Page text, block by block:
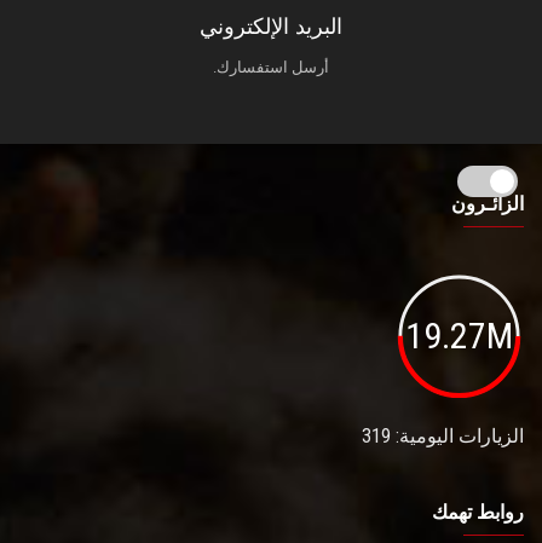
البريد الإلكتروني
أرسل استفسارك.
الزائـرون
19.27M
الزيارات اليومية: 319
روابط تهمك